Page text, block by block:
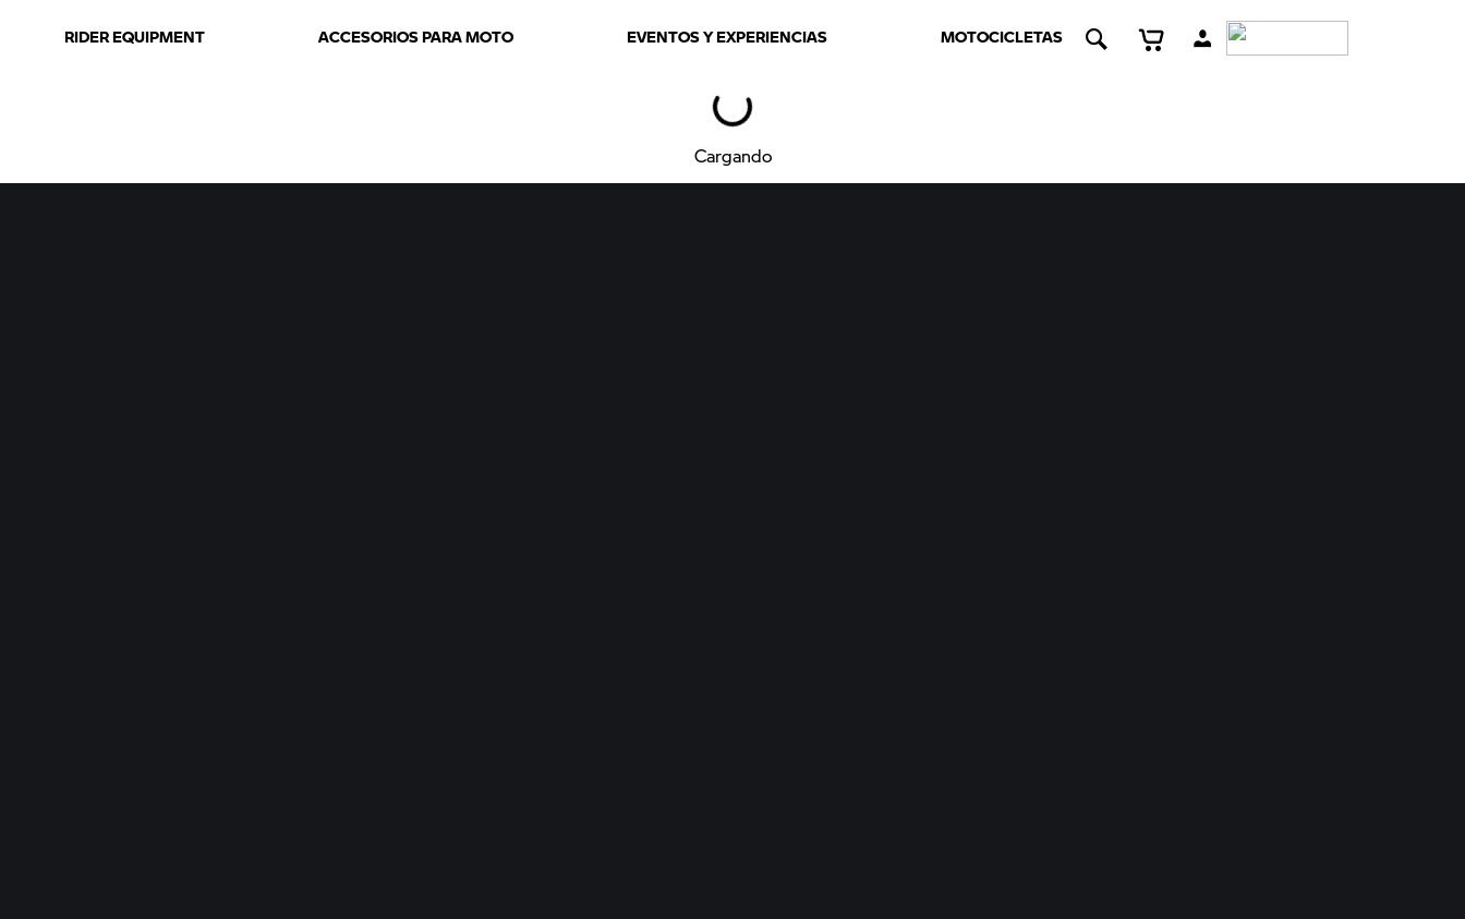
RIDER EQUIPMENT ACCESORIOS PARA MOTO EVENTOS Y EXPERIENCIAS MOTOCICLETAS
Cargando